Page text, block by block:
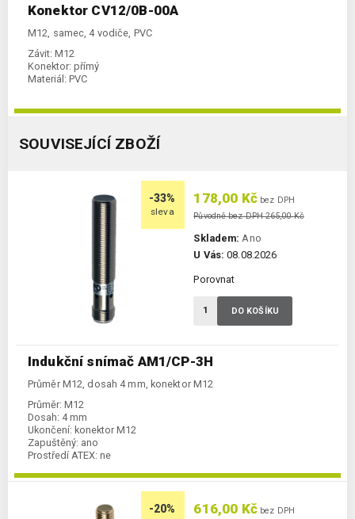
Konektor CV12/0B-00A
M12, samec, 4 vodiče, PVC
Závit: M12
Konektor: přímý
Materiál: PVC
SOUVISEJÍCÍ ZBOŽÍ
-33%
sleva
Indukční snímač AM1/CP-3H
Průměr M12, dosah 4 mm, konektor M12
Průměr: M12
Dosah: 4 mm
Ukončení: konektor M12
Zapuštěný: ano
Prostředí ATEX: ne
178,00 Kč bez DPH
Původně bez DPH 265,00 Kč
Skladem: Ano
U Vás: 08.08.2026
Porovnat
DO KOŠÍKU
-20% 616,00 Kč bez DPH